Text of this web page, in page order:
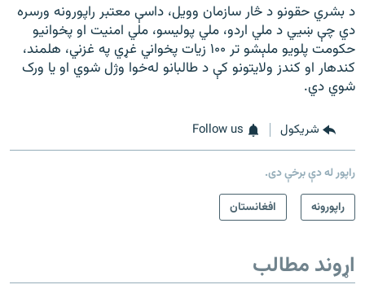
د بشري حقونو د څار سازمان وویل، داسې معتبر راپورونه ورسره
دي چې ښيي د ملي اردو، ملي پولیسو، ملي امنیت او پخوانیو
حکومت پلویو ملېشو تر ۱۰۰ زیات پخواني غړي په غزني، هلمند،
کندهار او کندز ولایتونو کې د طالبانو له‌خوا وژل شوي او یا ورک
شوي دي.
شريکول Follow us
راپور له دې برخې دی.
راپورونه
افغانستان
اړوند مطالب